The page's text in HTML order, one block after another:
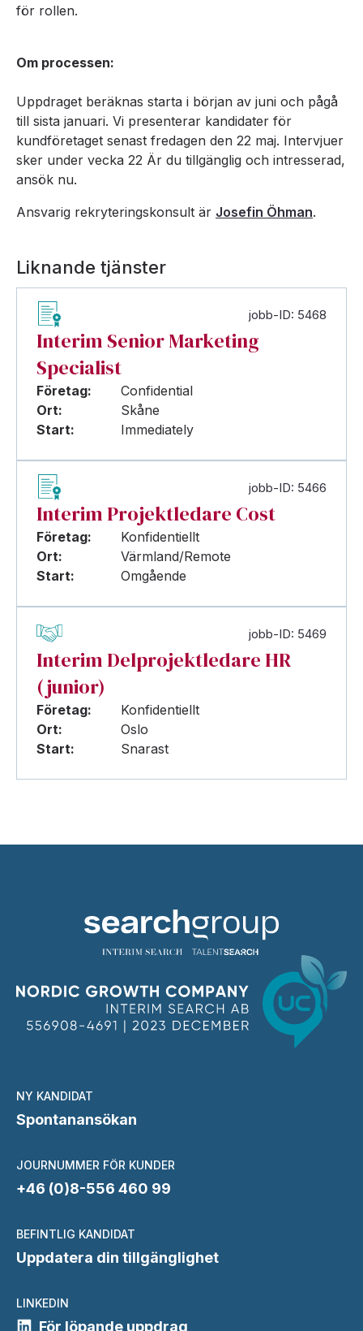
för rollen.
Om processen:
Uppdraget beräknas starta i början av juni och pågå
till sista januari. Vi presenterar kandidater för
kundföretaget senast fredagen den 22 maj. Intervjuer
sker under vecka 22 Är du tillgänglig och intresserad,
ansök nu.
Ansvarig rekryteringskonsult är Josefin Öhman.
Liknande tjänster
jobb-ID: 5468
Interim Senior Marketing
Specialist
Företag:
Confidential
Ort:
Skåne
Start:
Immediately
jobb-ID: 5466
Interim Projektledare Cost
Företag:
Konfidentiellt
Ort:
Värmland/Remote
Start:
Omgående
jobb-ID: 5469
Interim Delprojektledare HR
(junior)
Företag:
Konfidentiellt
Ort:
Oslo
Start:
Snarast
NY KANDIDAT
Spontanansökan
JOURNUMMER FÖR KUNDER
+46 (0)8-556 460 99
BEFINTLIG KANDIDAT
Uppdatera din tillgänglighet
LINKEDIN
För löpande uppdrag